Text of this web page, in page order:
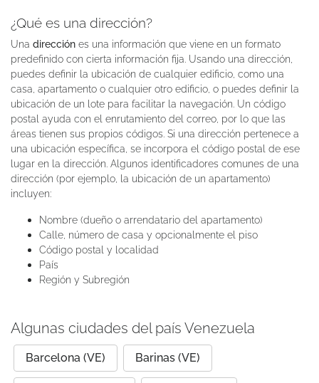
¿Qué es una dirección?
Una dirección es una información que viene en un formato
predefinido con cierta información fija. Usando una dirección,
puedes definir la ubicación de cualquier edificio, como una
casa, apartamento o cualquier otro edificio, o puedes definir la
ubicación de un lote para facilitar la navegación. Un código
postal ayuda con el enrutamiento del correo, por lo que las
áreas tienen sus propios códigos. Si una dirección pertenece a
una ubicación específica, se incorpora el código postal de ese
lugar en la dirección. Algunos identificadores comunes de una
dirección (por ejemplo, la ubicación de un apartamento)
incluyen:
Nombre (dueño o arrendatario del apartamento)
Calle, número de casa y opcionalmente el piso
Código postal y localidad
País
Región y Subregión
Algunas ciudades del país Venezuela
Barcelona (VE) Barinas (VE)